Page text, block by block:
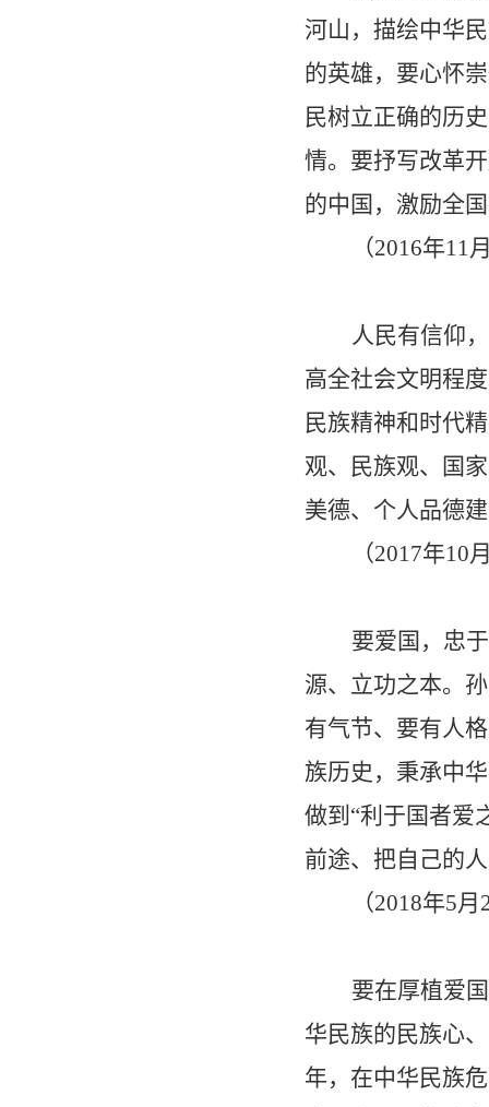
河山，描绘中华
的英雄，要心怀
民树立正确的历
情。要抒写改革
的中国，激励全
（2016年11
人民有信仰
高全社会文明程
民族精神和时代
观、民族观、国
美德、个人品德
（2017年10
要爱国，忠
源、立功之本。
有气节、要有人
族历史，秉承中
做到 “利于国者爱
前途、把自己的
（2018年5月
要在厚植爱
华民族的民族心
年，在中华民族